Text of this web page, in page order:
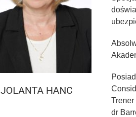
JOLANTA HANC
dr